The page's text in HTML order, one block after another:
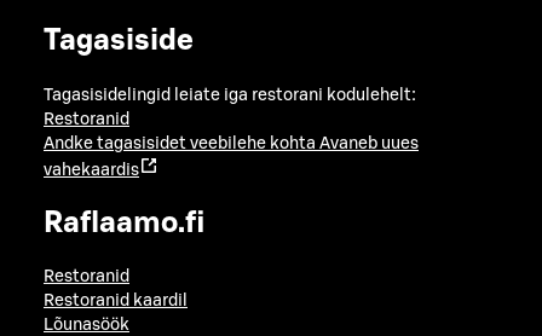
Tagasiside
Tagasisidelingid leiate iga restorani kodulehelt:
Restoranid
Andke tagasisidet veebilehe kohta Avaneb uues
vahekaardis
Raflaamo.fi
Restoranid
Restoranid kaardil
Lõunasöök